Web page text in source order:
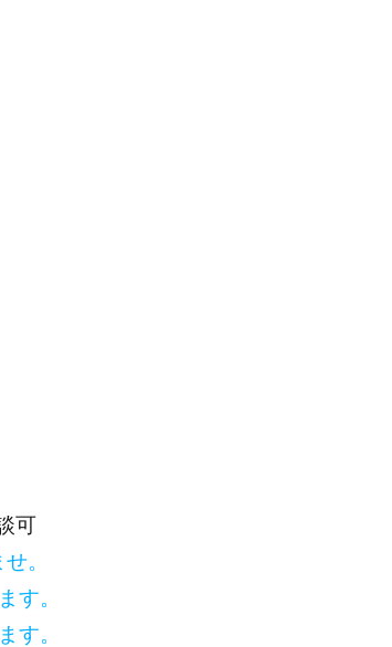
可
。
す。
す。